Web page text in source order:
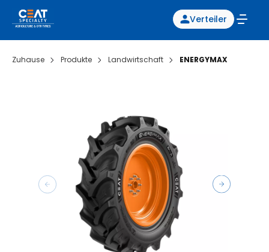
Verteiler
Zuhause Produkte Landwirtschaft ENERGYMAX